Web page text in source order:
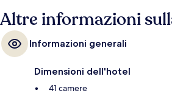
Altre informazioni
Informazioni generali
Dimensioni dell'hotel
41 camere